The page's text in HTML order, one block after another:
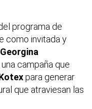
programa de
como invitada y
Georgina
campaña que
para generar
que atraviesan las